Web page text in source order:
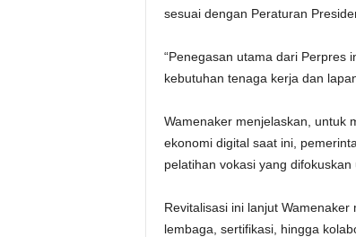
sesuai dengan Peraturan
“Penegasan utama dari Perpres
kebutuhan tenaga kerja dan
Wamenaker menjelaskan, untuk
ekonomi digital saat ini,
pelatihan vokasi yang
Revitalisasi ini lanjut
lembaga, sertifikasi, hingga